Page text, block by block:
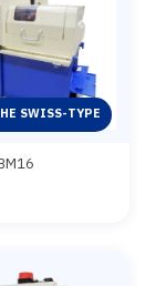
SWISS-TYPE